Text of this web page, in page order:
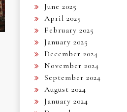
June 2025
April 2025
February 2025
January 2025
December 2024
November 2024
September 2024
August 2024
January 2024